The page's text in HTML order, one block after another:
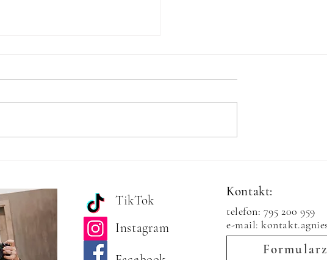
TikTok
Instagram
Kontakt:
telefon: 795 200 959
e-mail: